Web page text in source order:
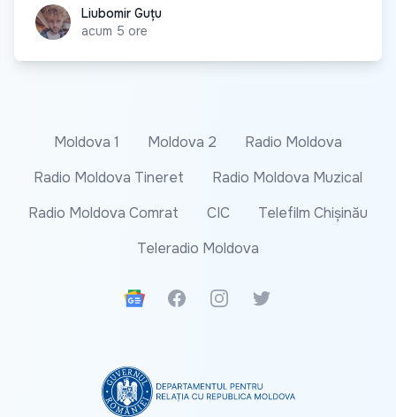
Liubomir Guțu
Liubomir Guțu
acum 5 ore
Moldova 1 Moldova 2
Radio Moldova
Radio Moldova Tineret
Radio Moldova Muzical
Radio Moldova Comrat
CIC
Telefilm Chișinău
Teleradio Moldova
Google News
FacebookInstagramTwitter